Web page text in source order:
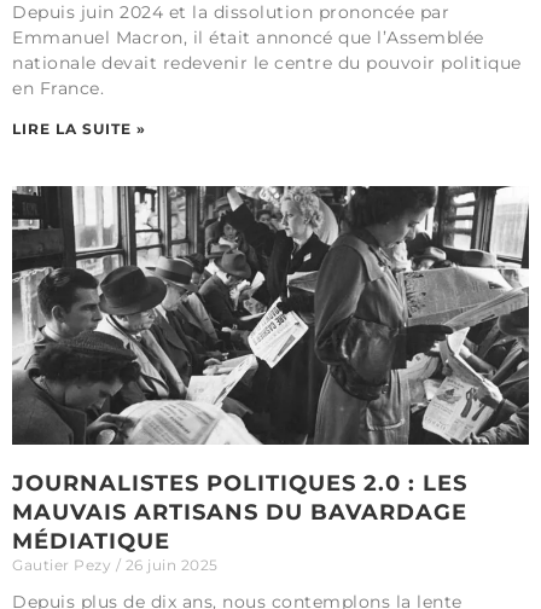
Depuis juin 2024 et la dissolution prononcée par
Emmanuel Macron, il était annoncé que l’Assemblée
nationale devait redevenir le centre du pouvoir politique
en France.
LIRE LA SUITE »
JOURNALISTES POLITIQUES 2.0 : LES
MAUVAIS ARTISANS DU BAVARDAGE
MÉDIATIQUE
Gautier Pezy 26 juin 2025
Depuis plus de dix ans, nous contemplons la lente